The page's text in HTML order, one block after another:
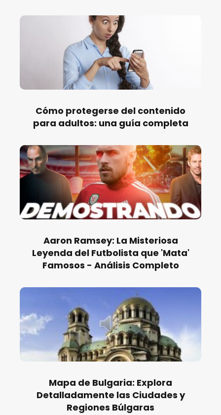
Cómo protegerse del contenido
para adultos: una guía completa
Aaron Ramsey: La Misteriosa
Leyenda del Futbolista que 'Mata'
Famosos - Análisis Completo
Mapa de Bulgaria: Explora
Detalladamente las Ciudades y
Regiones Búlgaras